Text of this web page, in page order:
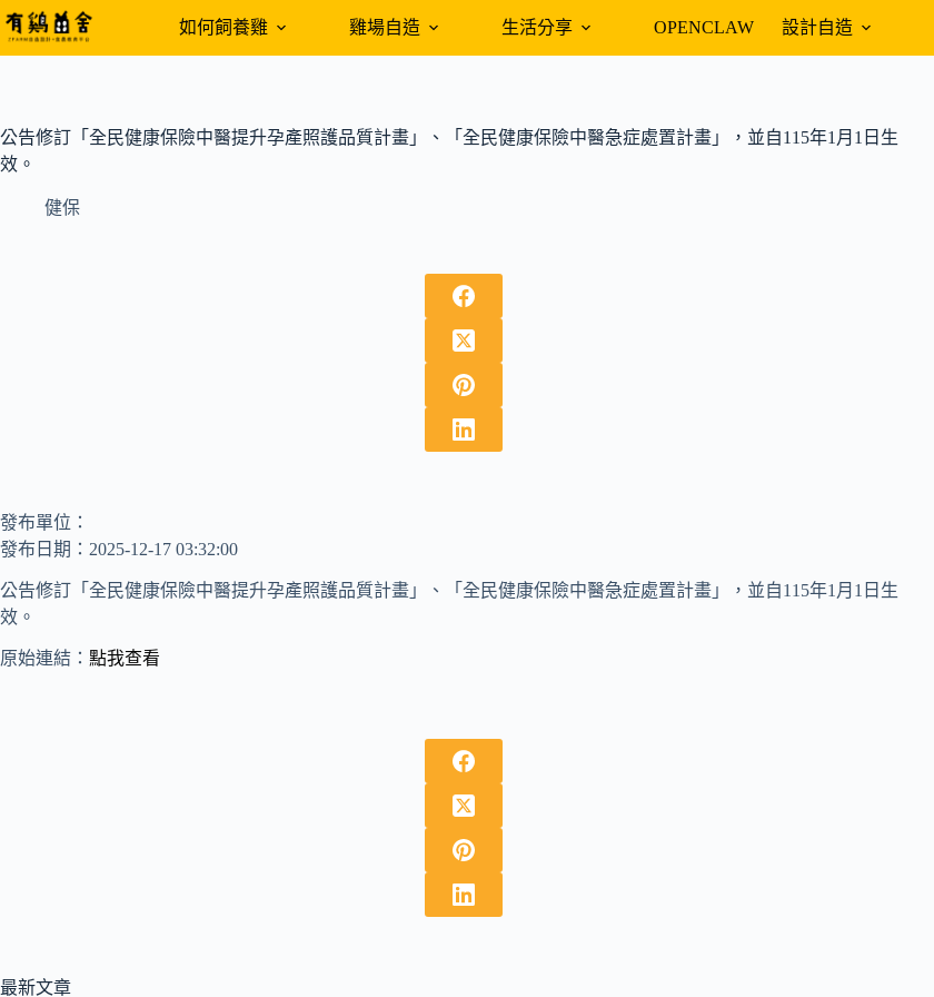
跳
至
容
如何飼養雞 雞場自造 生活分享 OPENCLAW 設計自造
公告修訂「全民健康保險中醫提升孕產照護品質計畫」、「全民健康保險中醫急症處置計畫」，並自115年1月1日生
效。
健保
發布單位：
發布日期：2025-12-17 03:32:00
公告修訂「全民健康保險中醫提升孕產照護品質計畫」、「全民健康保險中醫急症處置計畫」，並自115年1月1日生
效。
原始連結： 點我查看
最新文章